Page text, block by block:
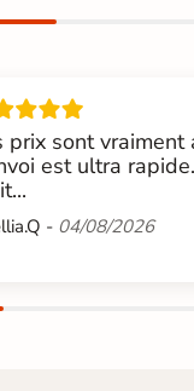
prix sont vraiment
est ultra
- 04/08/2026